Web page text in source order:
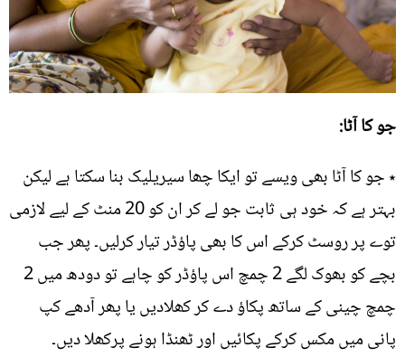
جو کا آٹا:
٭ جو کا آٹا بھی ویسے تو ایکا چھا سیریلیک بنا سکتا ہے لیکن
بہتر ہے کہ خود ہی ثابت جو لے کر ان کو 20 منٹ کے لیے لازمی
توے پر روسٹ کرکے اس کا بھی پاؤڈر تیار کرلیں۔ پھر جب
بچے کو بھوک لگے 2 چمچ اس پاؤڈر کو چاہے تو دودھ میں 2
چمچ چینی کے ساتھ پکاؤ دے کر کھلادیں یا پھر آدھے کپ
پانی میں مکس کرکے پکائیں اور ٹھنڈا ہونے پرکھلا دیں۔